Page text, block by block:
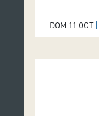
DOM 11 OCT